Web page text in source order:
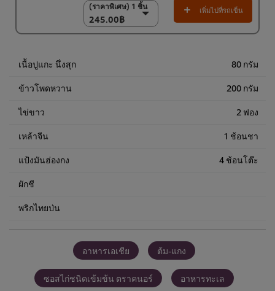
(ราคาพิเศษ) 1 ชิ้น
245.00฿
(ราคาพิเศษ) 1 ชิ้น
245.00฿
(ราคาพิเศษ) แพ็ค 6
เพิ่มไปที่รถเข็น
เนื้อปูแกะ นึ่งสุก 80 กรัม
ข้าวโพดหวาน 200 กรัม
ไข่ขาว 2 ฟอง
เหล้าจีน 1 ช้อนชา
แป้งมันฮ่องกง 4 ช้อนโต๊ะ
ผักชี
พริกไทยป่น
อาหารเอเชีย ต้ม-แกง
ซอสไก่ชนิดเข้มข้น ตราคนอร์ อาหารทะเล